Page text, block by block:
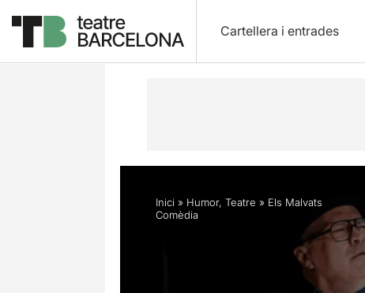
Cartellera i entrades
Descripció Horaris Fitxa artística
Inici » Humor, Teatre » Els Malvats
Comèdia